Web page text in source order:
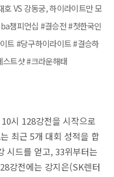
호 VS 강동궁, 하이라이트만 모
챔피언십 #결승전 #첫한국인
트 #당구하이라이트 #결승하
트샷 #크라운해태
시 128강전을 시작으로
최근 5개 대회 성적을 합
시드를 얻고, 33위부터는
강전에는 강지은(SK렌터